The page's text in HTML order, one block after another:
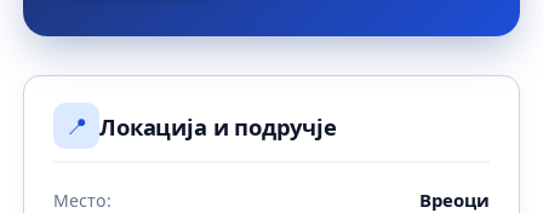
📍 Локација и подручје
Место: Вреоци